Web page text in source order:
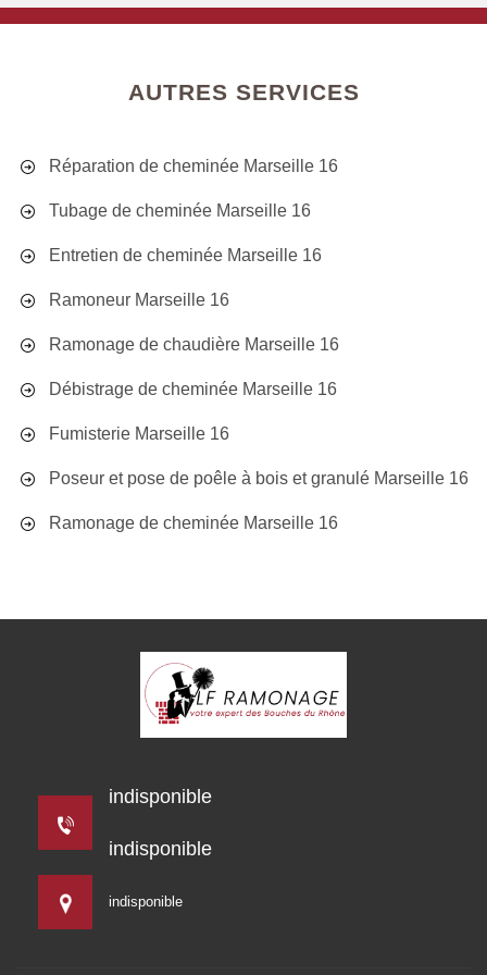
AUTRES SERVICES
Réparation de cheminée Marseille 16
Tubage de cheminée Marseille 16
Entretien de cheminée Marseille 16
Ramoneur Marseille 16
Ramonage de chaudière Marseille 16
Débistrage de cheminée Marseille 16
Fumisterie Marseille 16
Poseur et pose de poêle à bois et granulé Marseille 16
Ramonage de cheminée Marseille 16
indisponible
indisponible
indisponible